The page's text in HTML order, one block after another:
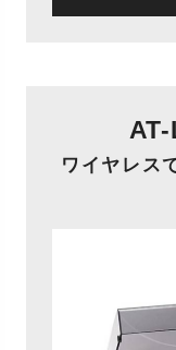
ワイヤレス